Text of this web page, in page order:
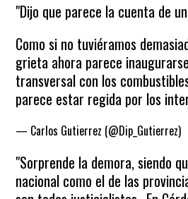
"Dijo que parece la cuenta de
Como si no tuviéramos
grieta ahora parece
transversal con los
parece estar regida por los
— Carlos Gutierrez (@Dip_Gutierrez)
"Sorprende la demora, siendo
nacional como el de las